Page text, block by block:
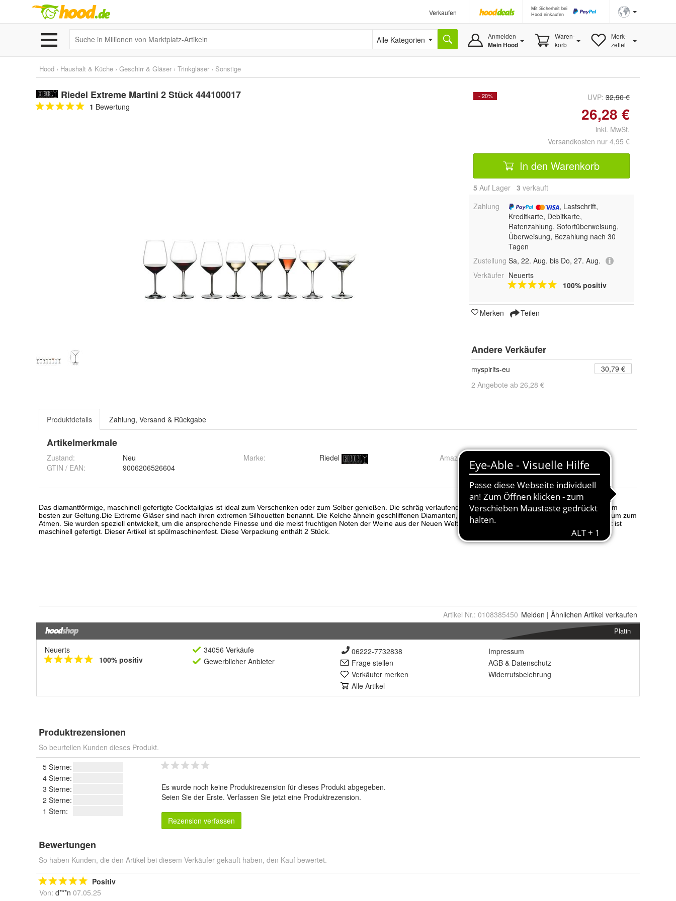
Verkaufen
Mit Sicherheit bei
Hood einkaufen
Alle Kategorien Anmelden
Mein Hood
Waren-
korb
Merk-
zettel
Hood › Haushalt & Küche › Geschirr & Gläser › Trinkgläser › Sonstige
Riedel Extreme Martini 2 Stück 444100017
1 Bewertung
- 20% UVP: 32,90 €
26,28 €
inkl. MwSt.
Versandkosten nur 4,95 €
In den Warenkorb
5 Auf Lager 3 verkauft
Zahlung
, Lastschrift,
Kreditkarte, Debitkarte,
Ratenzahlung, Sofortüberweisung,
Überweisung, Bezahlung nach 30
Tagen
Zustellung Sa, 22. Aug. bis Do, 27. Aug.
Verkäufer Neuerts
100% positiv
Merken Teilen
Andere Verkäufer
myspirits-eu
30,79 €
2 Angebote ab 26,28 €
Produktdetails Zahlung, Versand & Rückgabe
Artikelmerkmale
Zustand:
Neu
GTIN / EAN:
9006206526604
Marke: Riedel Amazon Versandprofil
Artikel Nr.: 0108385450 Melden | Ähnlichen Artikel verkaufen
Platin
Neuerts
100% positiv
34056 Verkäufe
Gewerblicher Anbieter
06222-7732838
Frage stellen
Verkäufer merken
Alle Artikel
Impressum
AGB & Datenschutz
Widerrufsbelehrung
Produktrezensionen
So beurteilen Kunden dieses Produkt.
5 Sterne:
4 Sterne:
3 Sterne:
2 Sterne:
1 Stern:
Es wurde noch keine Produktrezension für dieses Produkt abgegeben.
Seien Sie der Erste. Verfassen Sie jetzt eine Produktrezension.
Rezension verfassen
Bewertungen
So haben Kunden, die den Artikel bei diesem Verkäufer gekauft haben, den Kauf bewertet.
Positiv
Von: d***n 07.05.25